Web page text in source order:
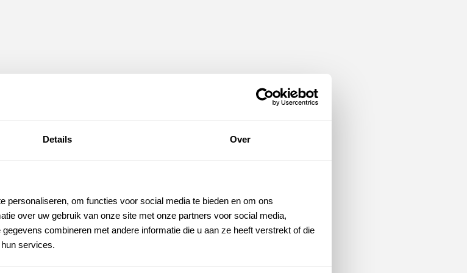
Details Over
personaliseren, om functies voor social media te bieden en om ons
over uw gebruik van onze site met onze partners voor social media,
combineren met andere informatie die u aan ze heeft verstrekt of die
services.
na een tijdje thuis te zitten. “Ik ontwikkelde een angst en
de deur helemaal niet meer uit durfde. Uiteindelijk heb ik
voelde me steeds sterker worden en wilde weer aan
voor een baan als boodschappen bezorger. Binnen
Een jaar later kwam ik met corona thuis te zitten en had ik
doen? Ik ontdekte dat ik het liefst mijn oude
alleen mijn Code 95 kwalificatie voor